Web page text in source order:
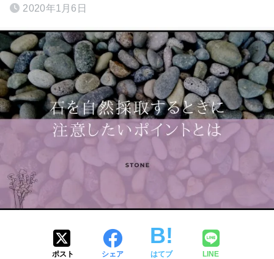
2020年1月6日
ポスト シェア はてブ LINE